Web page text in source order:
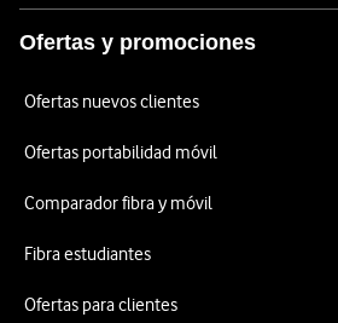
Ofertas y promociones
Ofertas nuevos clientes
Ofertas portabilidad móvil
Comparador fibra y móvil
Fibra estudiantes
Ofertas para clientes